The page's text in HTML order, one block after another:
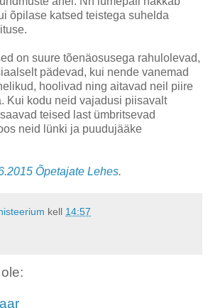
õpilase katsed teistega suhelda
on suure tõenäosusega rahulolevad,
pädevad, kui nende vanemad
hoolivad ning aitavad neil piire
Kui kodu neid vajadusi piisavalt
teised last ümbritsevad
neid lünki ja puudujääke
Õpetajate Lehes.
kell 14:57